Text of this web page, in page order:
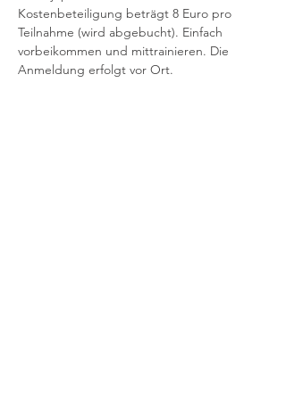
Kostenbeteiligung beträgt 8 Euro pro
Teilnahme (wird abgebucht). Einfach
vorbeikommen und mittrainieren. Die
Anmeldung erfolgt vor Ort.